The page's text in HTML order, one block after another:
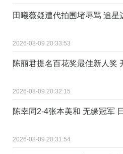
田曦薇疑遭代拍围堵辱骂 追星
2026-08-09 20:33:53
陈丽君提名百花奖最佳新人奖
2026-08-09 20:32:15
陈幸同2-4张本美和 无缘冠军
2026-08-09 20:31:54